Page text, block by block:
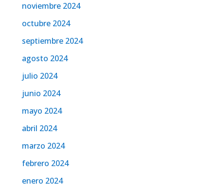
noviembre 2024
octubre 2024
septiembre 2024
agosto 2024
julio 2024
junio 2024
mayo 2024
abril 2024
marzo 2024
febrero 2024
enero 2024